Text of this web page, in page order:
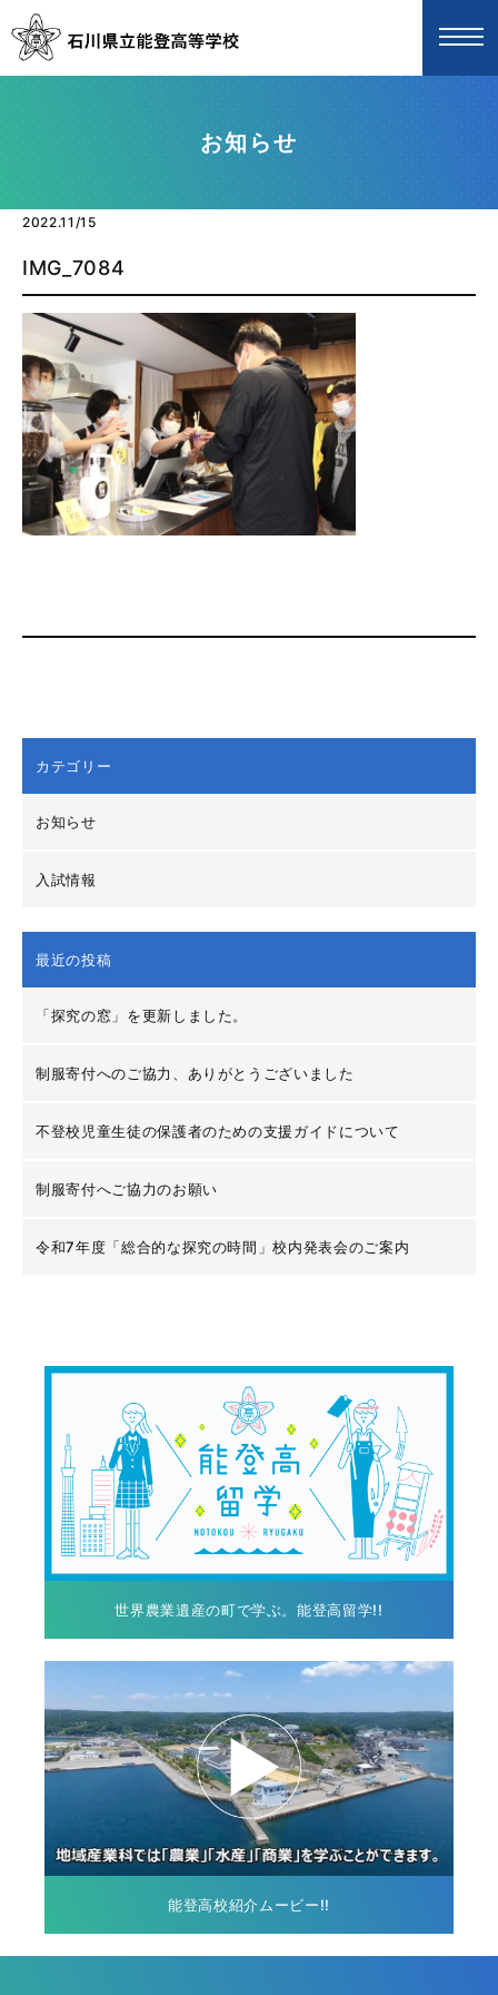
お知らせ
2022.11/15
IMG_7084
カテゴリー
お知らせ
入試情報
最近の投稿
「探究の窓」を更新しました。
制服寄付へのご協力、ありがとうございました
不登校児童生徒の保護者のための支援ガイドについて
制服寄付へご協力のお願い
令和7年度「総合的な探究の時間」校内発表会のご案内
世界農業遺産の町で学ぶ。能登高留学!!
能登高校紹介ムービー!!